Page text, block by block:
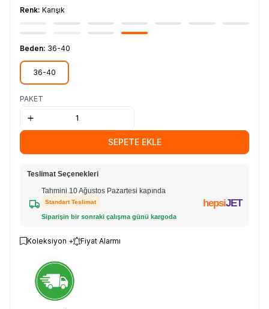
Renk: Karışık
Beden: 36-40
36-40
PAKET
SEPETE EKLE
Teslimat Seçenekleri
Tahmini 10 Ağustos Pazartesi kapında
Standart Teslimat
Siparişin bir sonraki çalışma günü kargoda
hepsiJET
Koleksiyon + Fiyat Alarmı